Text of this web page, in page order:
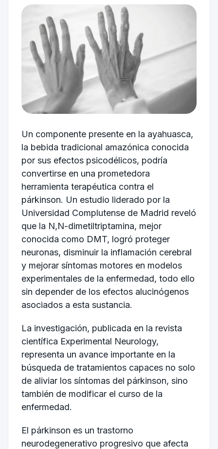
Un componente presente en la ayahuasca,
la bebida tradicional amazónica conocida
por sus efectos psicodélicos, podría
convertirse en una prometedora
herramienta terapéutica contra el
párkinson. Un estudio liderado por la
Universidad Complutense de Madrid reveló
que la N,N-dimetiltriptamina, mejor
conocida como DMT, logró proteger
neuronas, disminuir la inflamación cerebral
y mejorar síntomas motores en modelos
experimentales de la enfermedad, todo ello
sin depender de los efectos alucinógenos
asociados a esta sustancia.
La investigación, publicada en la revista
científica Experimental Neurology,
representa un avance importante en la
búsqueda de tratamientos capaces no solo
de aliviar los síntomas del párkinson, sino
también de modificar el curso de la
enfermedad.
El párkinson es un trastorno
neurodegenerativo progresivo que afecta